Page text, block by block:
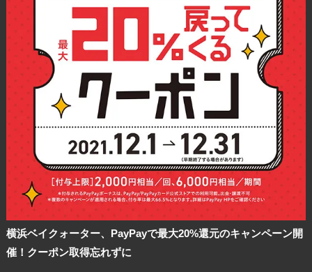
横浜ベイクォーター、PayPayで最大20%還元のキャンペーン開
催！クーポン取得忘れずに